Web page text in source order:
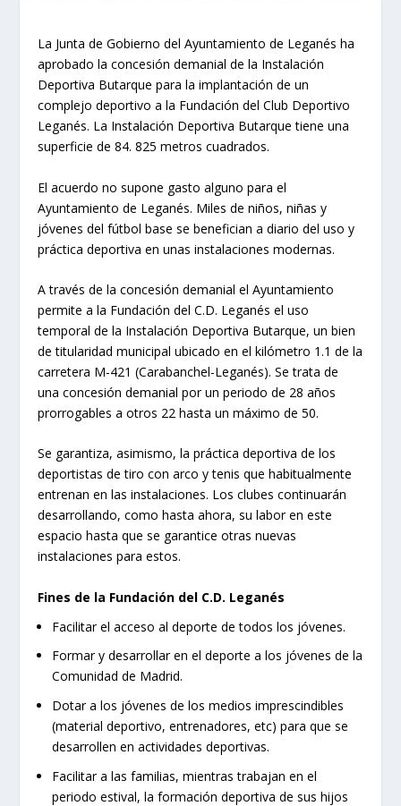
La Junta de Gobierno del Ayuntamiento de Leganés ha
aprobado la concesión demanial de la Instalación
Deportiva Butarque para la implantación de un
complejo deportivo a la Fundación del Club Deportivo
Leganés. La Instalación Deportiva Butarque tiene una
superficie de 84. 825 metros cuadrados.
El acuerdo no supone gasto alguno para el
Ayuntamiento de Leganés. Miles de niños, niñas y
jóvenes del fútbol base se benefician a diario del uso y
práctica deportiva en unas instalaciones modernas.
A través de la concesión demanial el Ayuntamiento
permite a la Fundación del C.D. Leganés el uso
temporal de la Instalación Deportiva Butarque, un bien
de titularidad municipal ubicado en el kilómetro 1.1 de la
carretera M-421 (Carabanchel-Leganés). Se trata de
una concesión demanial por un periodo de 28 años
prorrogables a otros 22 hasta un máximo de 50.
Se garantiza, asimismo, la práctica deportiva de los
deportistas de tiro con arco y tenis que habitualmente
entrenan en las instalaciones. Los clubes continuarán
desarrollando, como hasta ahora, su labor en este
espacio hasta que se garantice otras nuevas
instalaciones para estos.
Fines de la Fundación del C.D. Leganés
Facilitar el acceso al deporte de todos los jóvenes.
Formar y desarrollar en el deporte a los jóvenes de la
Comunidad de Madrid.
Dotar a los jóvenes de los medios imprescindibles
(material deportivo, entrenadores, etc) para que se
desarrollen en actividades deportivas.
Facilitar a las familias, mientras trabajan en el
periodo estival, la formación deportiva de sus hijos